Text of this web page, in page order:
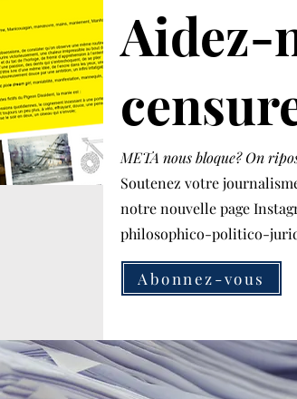
Aidez-
META nous bloque? On
Soutenez votre
notre nouvelle page
philosophico-politico-
Abonnez-vous